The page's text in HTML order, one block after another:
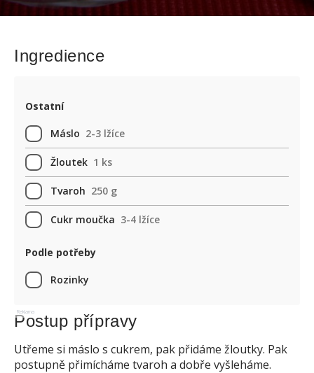
Ingredience
Ostatní
Máslo 2-3 lžíce
Žloutek 1 ks
Tvaroh 250 g
Cukr moučka 3-4 lžíce
Podle potřeby
Rozinky
Reklama
Postup přípravy
Utřeme si máslo s cukrem, pak přidáme žloutky. Pak
postupně přimícháme tvaroh a dobře vyšleháme.